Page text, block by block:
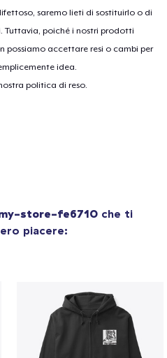
saremo lieti di sostituirlo o di
Tuttavia, poiché i nostri prodotti
possiamo accettare resi o cambi per
idea.
politica di reso.
store-fe6710che ti
piacere: